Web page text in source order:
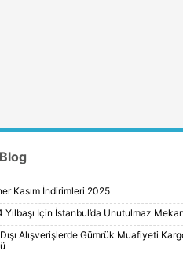
Blog
Kasım İndirimleri 2025
Yılbaşı İçin İstanbul’da Unutulmaz
Alışverişlerde Gümrük Muafiyeti